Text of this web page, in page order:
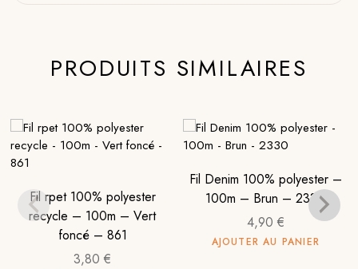
PRODUITS SIMILAIRES
Fil rpet 100% polyester
recycle – 100m – Vert
foncé – 861
3,80€
Fil Denim 100% polyester –
100m – Brun – 2330
4,90 €
AJOUTER AU PANIER